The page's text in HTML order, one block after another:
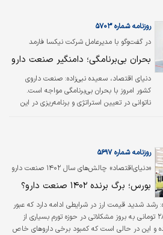
باعث بروز شکاف جدی درآمد-هزینه برای فعالان این صنعت و
به عنوان تابعی…
در گفت‌وگو با مدیرعامل شرکت نیکسا فارمد
روزنامه شماره ۵۷۰۳
بحران بی‌برنامگی؛ دامنگیر صنعت دارو
دنیای اقتصاد، سعیده نبی‌زاده: صنعت داروی
کشور امروز با بحران بی‌برنامگی مواجه است.
ناتوانی در تعیین استراتژی و برنامه‌ریزی در این
جدید وجود ندارد.
«دنیای‌اقتصاد» چالش‌های سال ۱۴۰۲ صنعت دارو
را بررسی کرد
روزنامه شماره ۵۶۹۷
بورس؛ برگ برنده ۱۴۰۲ صنعت دارو؟
رشد شدید قیمت ارز در شرایطی ادامه دارد که عبور
از یارانه ۴۲۰۰ تومانی به ۲۸۵۰۰ تومانی به بروز مشکلاتی در حوزه تورم بسیاری از
و این در حالی است که کمبود برخی داروهای خاص